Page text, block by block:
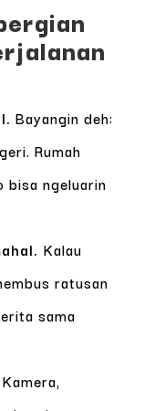
Bayangin deh:
Rumah
bisa ngeluarin
Kalau
ratusan
sama
Kamera,